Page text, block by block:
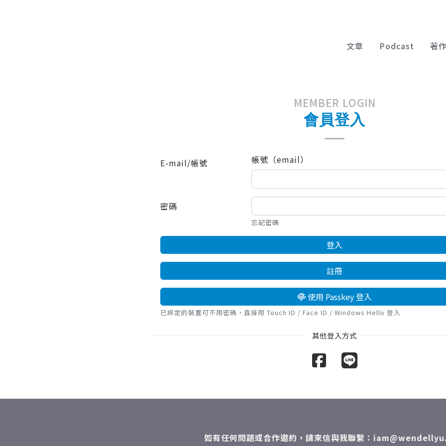
文章 Podcast 著
MEMBER LOGIN
會員登入
E-mail/帳號 帳號（email）
密碼
忘記密碼
登入
註冊
使用 Passkey 登入
已綁定的裝置可不用密碼，直接用 Touch ID / Face ID / Windows Hello 登入
如有任何問題或合作邀約，請來信與我聯繫：